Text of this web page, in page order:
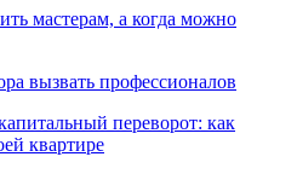
мастерам, а когда можно
вызвать профессионалов
переворот: как
квартире